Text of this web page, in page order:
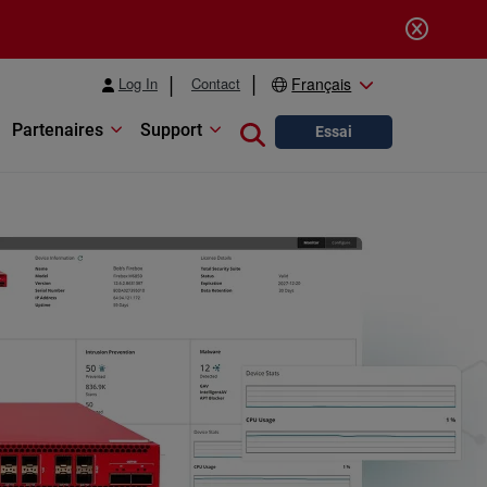
Log In Contact Français
Partenaires Support Close search
Essai